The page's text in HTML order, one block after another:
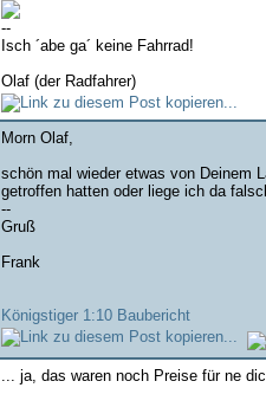
--
Isch ´abe ga´ keine Fahrrad!
Olaf (der Radfahrer)
Morn Olaf,
schön mal wieder etwas von Deinem
getroffen hatten oder liege ich da
--
Gruß
Frank
Königstiger 1:10 Baubericht
... ja, das waren noch Preise für ne